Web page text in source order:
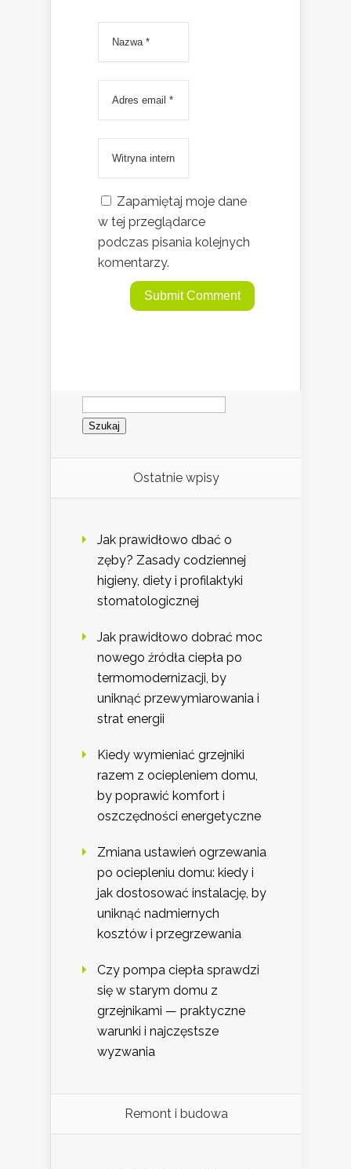
Zapamiętaj moje dane
w tej przeglądarce
podczas pisania kolejnych
komentarzy.
Szukaj:
Ostatnie wpisy
Jak prawidłowo dbać o
zęby? Zasady codziennej
higieny, diety i profilaktyki
stomatologicznej
Jak prawidłowo dobrać moc
nowego źródła ciepła po
termomodernizacji, by
uniknąć przewymiarowania i
strat energii
Kiedy wymieniać grzejniki
razem z ociepleniem domu,
by poprawić komfort i
oszczędności energetyczne
Zmiana ustawień ogrzewania
po ociepleniu domu: kiedy i
jak dostosować instalację, by
uniknąć nadmiernych
kosztów i przegrzewania
Czy pompa ciepła sprawdzi
się w starym domu z
grzejnikami — praktyczne
warunki i najczęstsze
wyzwania
Remont i budowa